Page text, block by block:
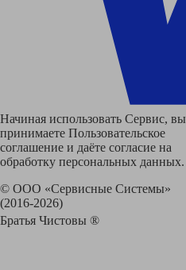
Начиная использовать Сервис, вы
принимаете Пользовательское
соглашение и даёте согласие на
обработку персональных данных.
© ООО «Сервисные Системы»
(2016-2026)
Братья Чистовы ®